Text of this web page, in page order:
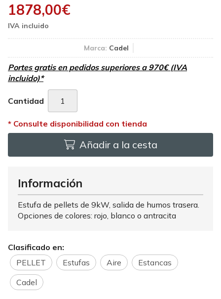
1878,00€
Marca: Cadel
Portes gratis en pedidos superiores a 970€ (IVA
incluido)*
Cantidad
Añadir a la cesta
Información
Estufa de pellets de 9kW, salida de humos trasera.
Opciones de colores: rojo, blanco o antracita
Clasificado en:
PELLET
Estufas Aire
Estancas
Cadel